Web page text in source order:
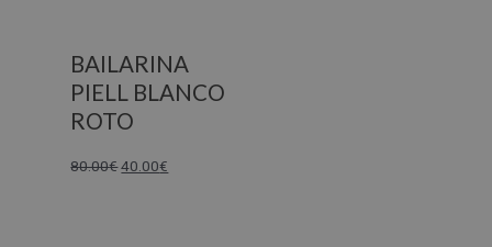
BAILARINA
PIELL BLANCO
ROTO
80.00€40.00€